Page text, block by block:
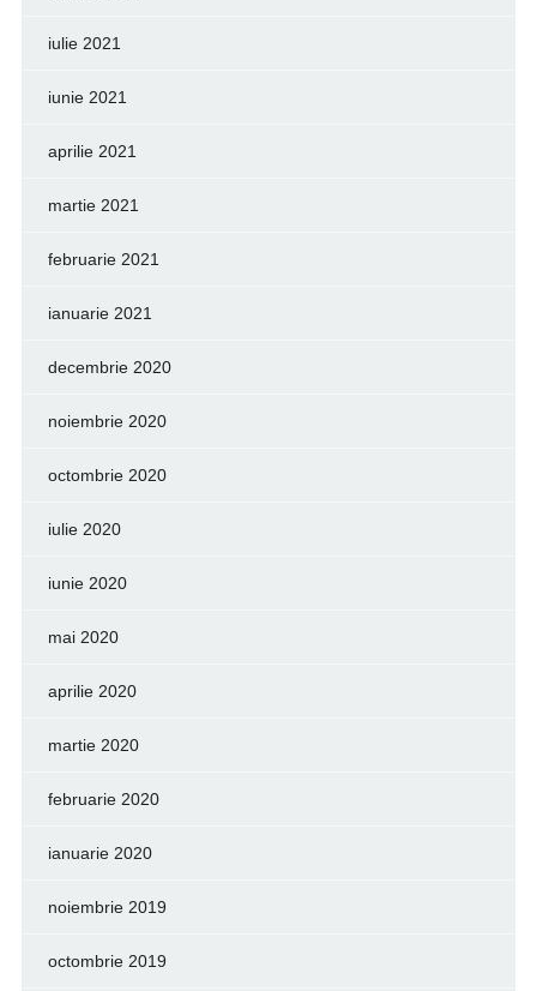
iulie 2021
iunie 2021
aprilie 2021
martie 2021
februarie 2021
ianuarie 2021
decembrie 2020
noiembrie 2020
octombrie 2020
iulie 2020
iunie 2020
mai 2020
aprilie 2020
martie 2020
februarie 2020
ianuarie 2020
noiembrie 2019
octombrie 2019